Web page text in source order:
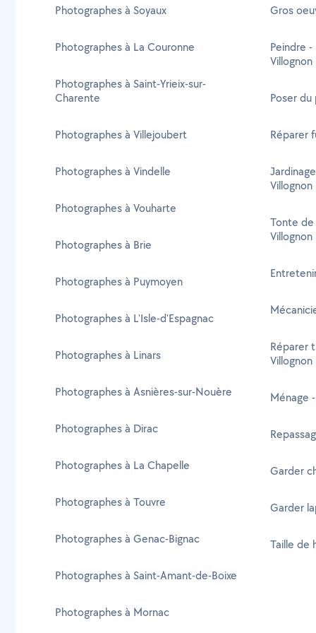
Photographes à Soyaux
Photographes à La Couronne
Photographes à Saint-Yrieix-sur-
Charente
Photographes à Villejoubert
Photographes à Vindelle
Photographes à Vouharte
Photographes à Brie
Photographes à Puymoyen
Photographes à L'Isle-d'Espagnac
Photographes à Linars
Photographes à Asnières-sur-Nouère
Photographes à Dirac
Photographes à La Chapelle
Photographes à Touvre
Photographes à Genac-Bignac
Photographes à Saint-Amant-de-Boixe
Photographes à Mornac
Gros
Peindre
Villognon
Poser du
Réparer
Villognon
Tonte de
Villognon
Réparer
Villognon
Ménage
Garder
Garder
Taille de